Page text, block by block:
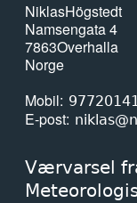
NiklasHögstedt
Namsengata 4
7863Overhalla
Norge
Mobil
E-post
Værvarsel